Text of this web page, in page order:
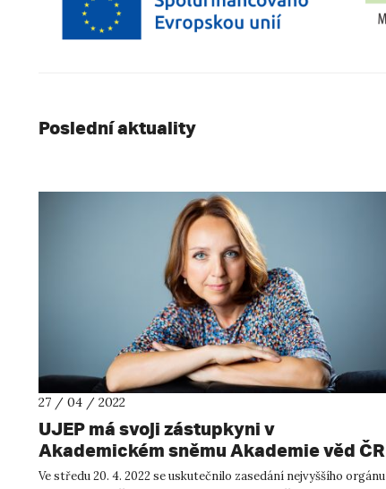
Poslední aktuality
27 / 04 / 2022
UJEP má svoji zástupkyni v
Akademickém sněmu Akademie věd ČR
Ve středu 20. 4. 2022 se uskutečnilo zasedání nejvyššího orgánu